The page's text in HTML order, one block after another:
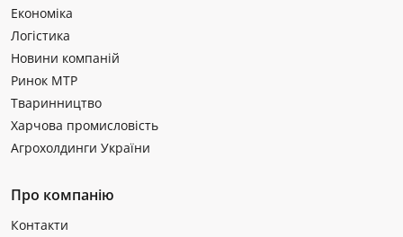
Економіка
Логістика
Новини компаній
Ринок МТР
Тваринництво
Харчова промисловість
Агрохолдинги України
Про компанію
Контакти